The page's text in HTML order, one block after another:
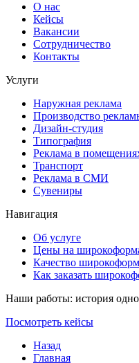
О нас
Кейсы
Вакансии
Сотрудничество
Контакты
Услуги
Наружная реклама
Производство
Дизайн-студия
Типография
Реклама в
Транспорт
Реклама в СМИ
Сувениры
Навигация
Об услуге
Цены на
Качество
Как заказать
Наши работы: история
Посмотреть кейсы
Назад
Главная